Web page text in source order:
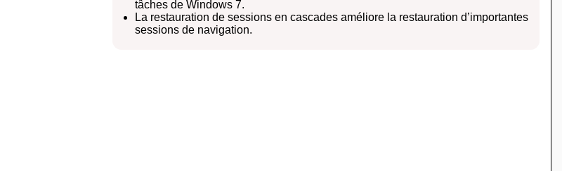
tâches de Windows 7.
La restauration de sessions en cascades améliore la restauration d’importantes
sessions de navigation.